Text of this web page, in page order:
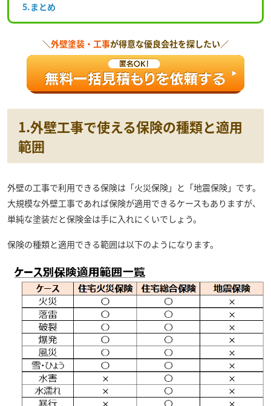
5.まとめ
＼外壁塗装・工事が得意な優良会社を探したい／
1.外壁工事で使える保険の種類と適用
範囲
外壁の工事で利用できる保険は「火災保険」と「地震保険」です。
大規模な外壁工事であれば保険が適用できるケースもありますが、
単純な塗装だと保険金は手に入れにくいでしょう。
保険の種類と適用できる範囲は以下のようになります。